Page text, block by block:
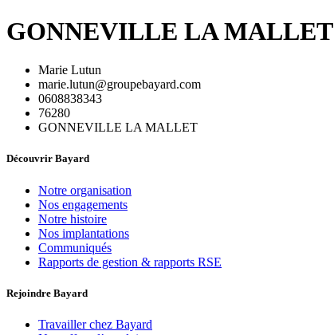
GONNEVILLE LA MALLET
Marie Lutun
marie.lutun@groupebayard.com
0608838343
76280
GONNEVILLE LA MALLET
Découvrir Bayard
Notre organisation
Nos engagements
Notre histoire
Nos implantations
Communiqués
Rapports de gestion & rapports RSE
Rejoindre Bayard
Travailler chez Bayard